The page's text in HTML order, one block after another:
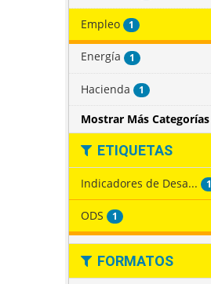
Empleo 1
Energía 1
Hacienda 1
Mostrar Más Categorías
ETIQUETAS
Indicadores de Desa... 1
ODS 1
FORMATOS